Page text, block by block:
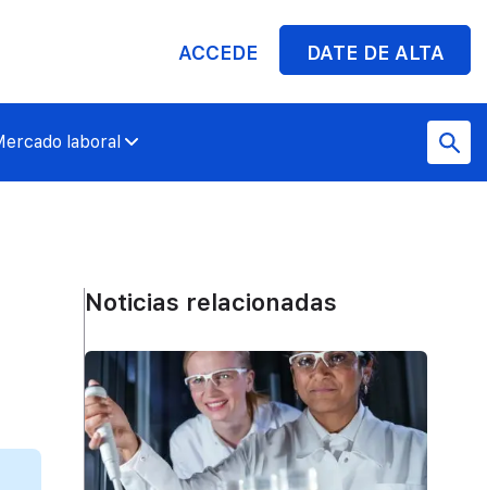
ACCEDE DATE DE ALTA
laboral
Noticias relacionadas